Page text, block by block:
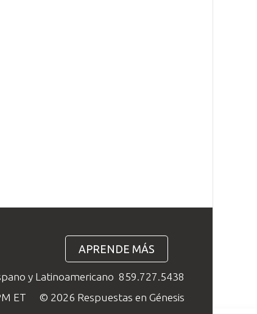
APRENDE MÁS
y Latinoamericano 859.727.5438
ET
© 2026 Respuestas en Génesis